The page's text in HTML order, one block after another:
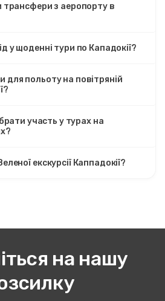
трансфери з аеропорту в
у щоденні тури по Кападокії?
для польоту на повітряній
участь у турах на
екскурсії Каппадокії?
на нашу